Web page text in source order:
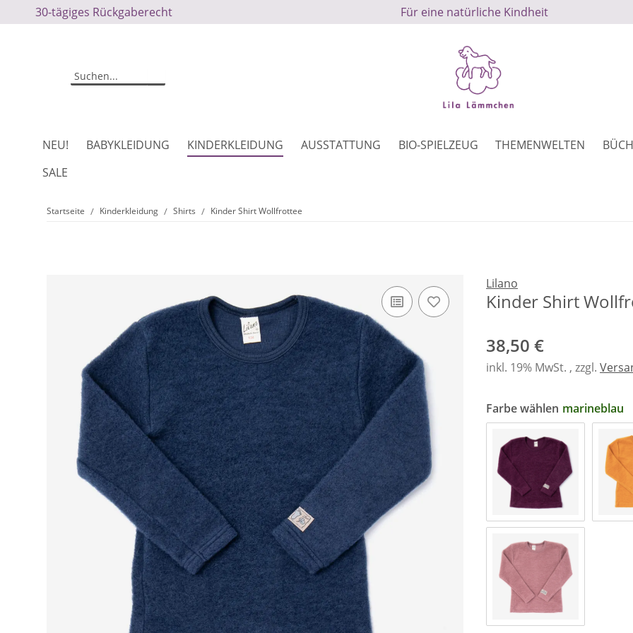
30-tägiges Rückgaberecht Für eine natürliche Kindheit
NEU! BABYKLEIDUNG KINDERKLEIDUNG AUSSTATTUNG BIO-SPIELZEUG THEMENWELTEN
SALE
Startseite Kinderkleidung Shirts Kinder Shirt Wollfrottee
Lilano
Kinder Shirt
38,50 €
inkl. 19% MwSt. , zzgl.
Farbe wählen marineblau